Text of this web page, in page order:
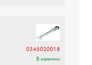
0345020018
В наличии